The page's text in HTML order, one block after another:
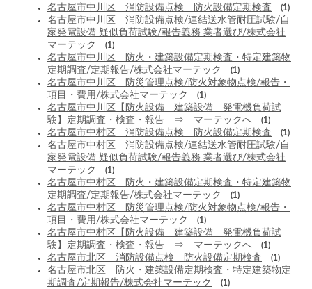
名古屋市中川区 消防設備点検 防火設備定期検査 (1)
名古屋市中川区 消防設備点検/連結送水管耐圧試験/自
家発電設備 疑似負荷試験/報告義務 業者選び/株式会社
マーテック
(1)
名古屋市中川区 防火・建築設備定期検査・特定建築物
定期調査/定期報告/株式会社マーテック
(1)
名古屋市中川区 防災管理点検/防火対象物点検/報告・
項目・費用/株式会社マーテック
(1)
名古屋市中川区【防火設備 建築設備 発電機負荷試
験】定期調査・検査・報告 ⇒ マーテックへ
(1)
名古屋市中村区 消防設備点検 防火設備定期検査 (1)
名古屋市中村区 消防設備点検/連結送水管耐圧試験/自
家発電設備 疑似負荷試験/報告義務 業者選び/株式会社
マーテック
(1)
名古屋市中村区 防火・建築設備定期検査・特定建築物
定期調査/定期報告/株式会社マーテック
(1)
名古屋市中村区 防災管理点検/防火対象物点検/報告・
項目・費用/株式会社マーテック
(1)
名古屋市中村区【防火設備 建築設備 発電機負荷試
験】定期調査・検査・報告 ⇒ マーテックへ
(1)
名古屋市北区 消防設備点検 防火設備定期検査 (1)
名古屋市北区 防火・建築設備定期検査・特定建築物定
期調査/定期報告/株式会社マーテック
(1)